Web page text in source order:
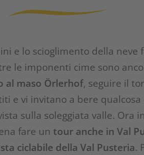
e lo scioglimento della neve
le imponenti cime sono
al maso Örlerhof, seguire il
e vi invitano a bere
sulla soleggiata valle. Ora
fare un tour anche in Val
ciclabile della Val Pusteria.